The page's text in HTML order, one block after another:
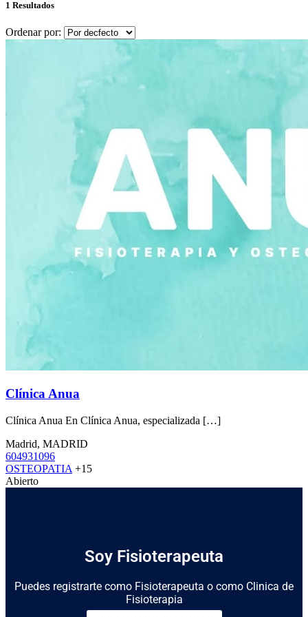
1 Resultados
Ordenar por:
Clínica Anua
Clínica Anua En Clínica Anua, especializada […]
Madrid, MADRID
604931096
OSTEOPATIA +15
Abierto
Soy Fisioterapeuta
Puedes registrarte como Fisioterapeuta o como Clinica de
Fisioterapia